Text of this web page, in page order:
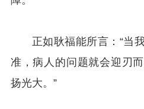
正如耿福能所言：“当
准，病人的问题就会迎刃
扬光大。”